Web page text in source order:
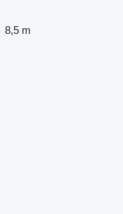
8,5 m